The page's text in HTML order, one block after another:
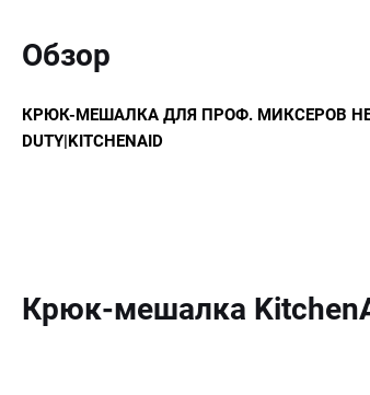
Обзор
КРЮК-МЕШАЛКА ДЛЯ ПРОФ. МИКСЕРОВ
DUTY|KITCHENAID
Крюк-мешалка